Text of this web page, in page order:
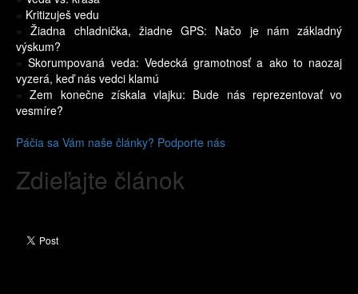
» Kritizuješ vedu
»Žiadna chladnička, žiadne GPS: Načo je nám základný
výskum?
»Skorumpovaná veda: Vedecká gramotnosť a ako to naozaj
vyzerá, keď nás vedci klamú
»Zem konečne získala vlajku: Bude nás reprezentovať vo
vesmíre?
Páčia sa Vám naše články? Podporte nás
Zdieľajte článok